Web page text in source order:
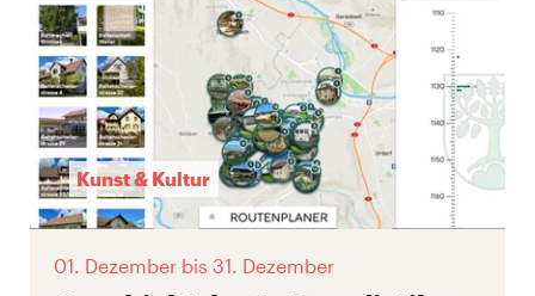
Kunst & Kultur
01. Dezember bis 31. Dezember